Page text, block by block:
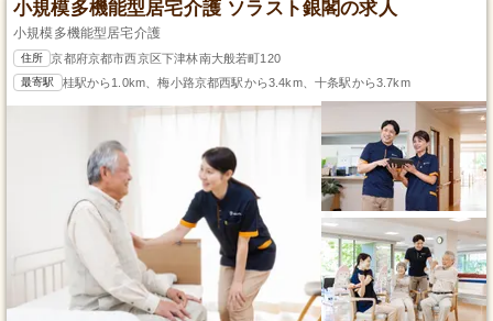
小規模多機能型居宅介護 ソラスト銀閣の求人
小規模多機能型居宅介護
住所 京都府京都市西京区下津林南大般若町120
最寄駅 桂駅から1.0km、梅小路京都西駅から3.4km、十条駅から3.7km